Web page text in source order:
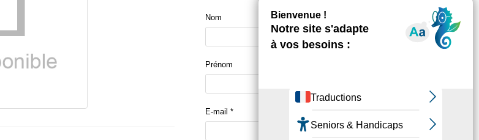
Nom
Prénom
E-mail *